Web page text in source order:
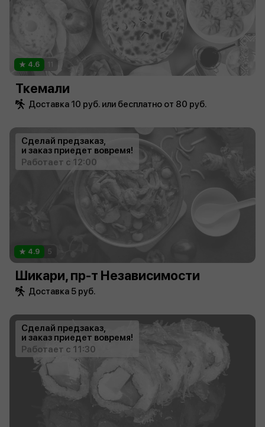
4.6 11
Ткемали
Доставка 10 руб. или бесплатно от 80 руб.
Сделай предзаказ,
и заказ приедет вовремя!
Работает с 12:00
4.9 5
Шикари, пр-т Независимости
Доставка 5 руб.
Сделай предзаказ,
и заказ приедет вовремя!
Работает с 11:30